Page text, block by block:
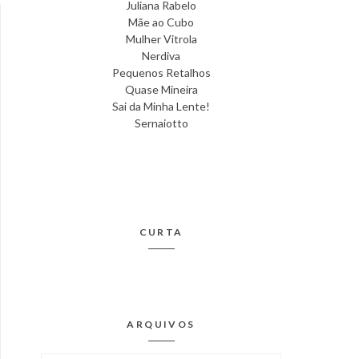
Juliana Rabelo
Mãe ao Cubo
Mulher Vitrola
Nerdiva
Pequenos Retalhos
Quase Mineira
Sai da Minha Lente!
Sernaiotto
CURTA
ARQUIVOS